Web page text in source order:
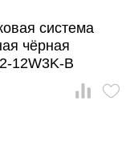
система
чёрная
12W3K-B